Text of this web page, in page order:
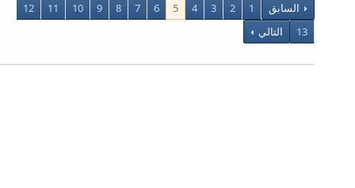
السابق 1
2
3
4
5
6
7
8
9
10
11
12
13
التالي